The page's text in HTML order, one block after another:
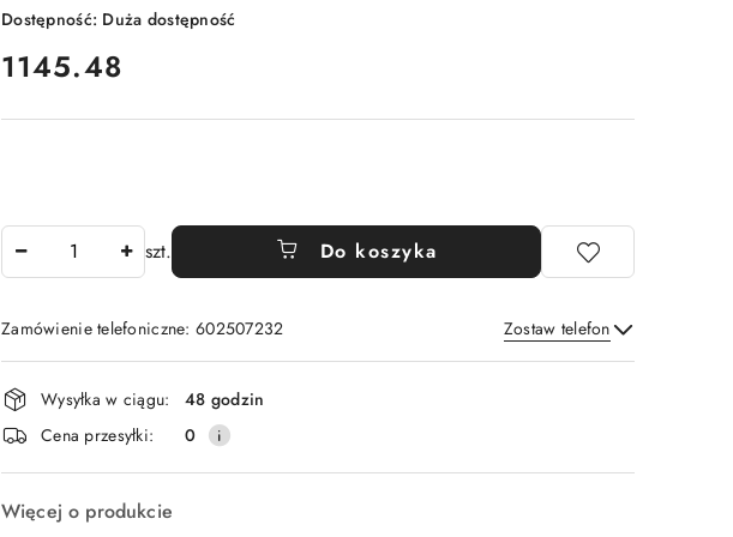
Dostępność: Duża dostępność
cena:
1145.48
szt. Do koszyka
Zamówienie telefoniczne: 602507232 Zostaw telefon
Wyślij
Dostępność
i
dostawa
Wysyłka w ciągu:
48 godzin
Cena przesyłki:
0
Więcej o produkcie